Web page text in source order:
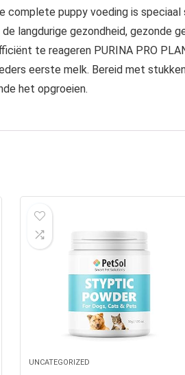
complete puppy voeding is
langdurige gezondheid, gezonde
te reageren PURINA PRO
eerste melk. Bereid met
het opgroeien.
UNCATEGORIZED